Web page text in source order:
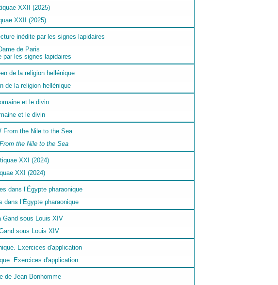
XXII (2025)
de Paris
par les signes lapidaires
de la religion hellénique
et le divin
From the Nile to the Sea
XXI (2024)
dans l’Égypte pharaonique
sous Louis XIV
Exercices d'application